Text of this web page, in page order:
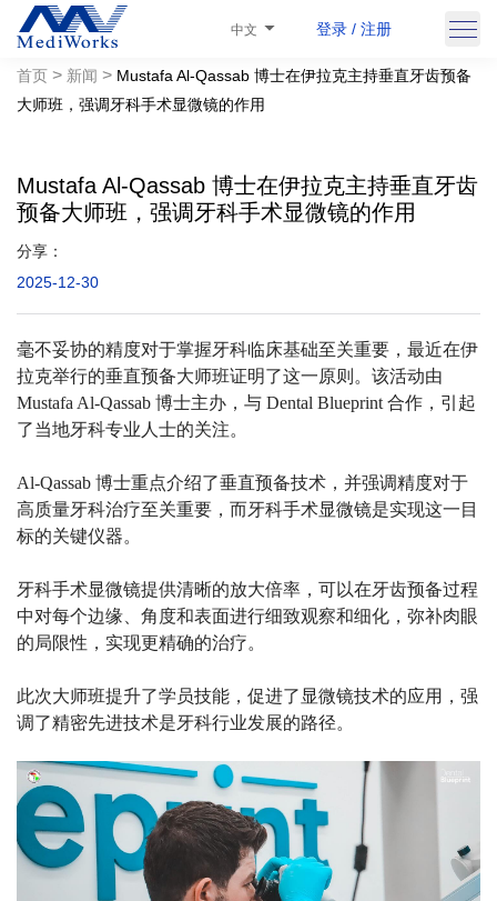
中文 登录 / 注册
首页 > 新闻 > Mustafa Al-Qassab 博士在伊拉克主持垂直牙齿预备
大师班，强调牙科手术显微镜的作用
Mustafa Al-Qassab 博士在伊拉克主持垂直牙齿
预备大师班，强调牙科手术显微镜的作用
分享：
2025-12-30
毫不妥协的精度对于掌握牙科临床基础至关重要，最近在伊
拉克举行的垂直预备大师班证明了这一原则。该活动由
Mustafa Al-Qassab 博士主办，与 Dental Blueprint 合作，引起
了当地牙科专业人士的关注。
Al-Qassab 博士重点介绍了垂直预备技术，并强调精度对于
高质量牙科治疗至关重要，而牙科手术显微镜是实现这一目
标的关键仪器。
牙科手术显微镜提供清晰的放大倍率，可以在牙齿预备过程
中对每个边缘、角度和表面进行细致观察和细化，弥补肉眼
的局限性，实现更精确的治疗。
此次大师班提升了学员技能，促进了显微镜技术的应用，强
调了精密先进技术是牙科行业发展的路径。